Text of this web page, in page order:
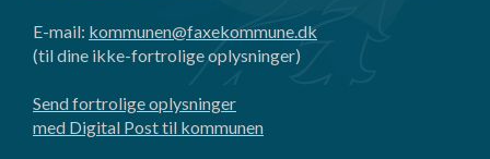
E-mail: kommunen@faxekommune.dk
(til dine ikke-fortrolige oplysninger)
Send fortrolige oplysninger
med Digital Post til kommunen